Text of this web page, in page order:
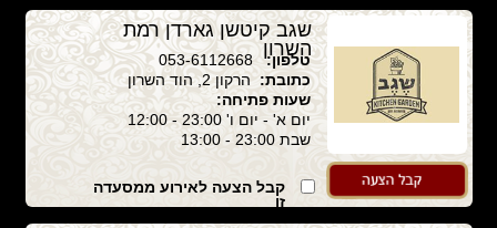
שגב קיטשן גארדן רמת
השרון
טלפון:053-6112668
כתובת: הרקון 2, הוד השרון
שעות פתיחה:
יום א' - יום ו' 23:00 - 12:00
שבת 23:00 - 13:00
קבל הצעה לאירוע ממסעדה
זו